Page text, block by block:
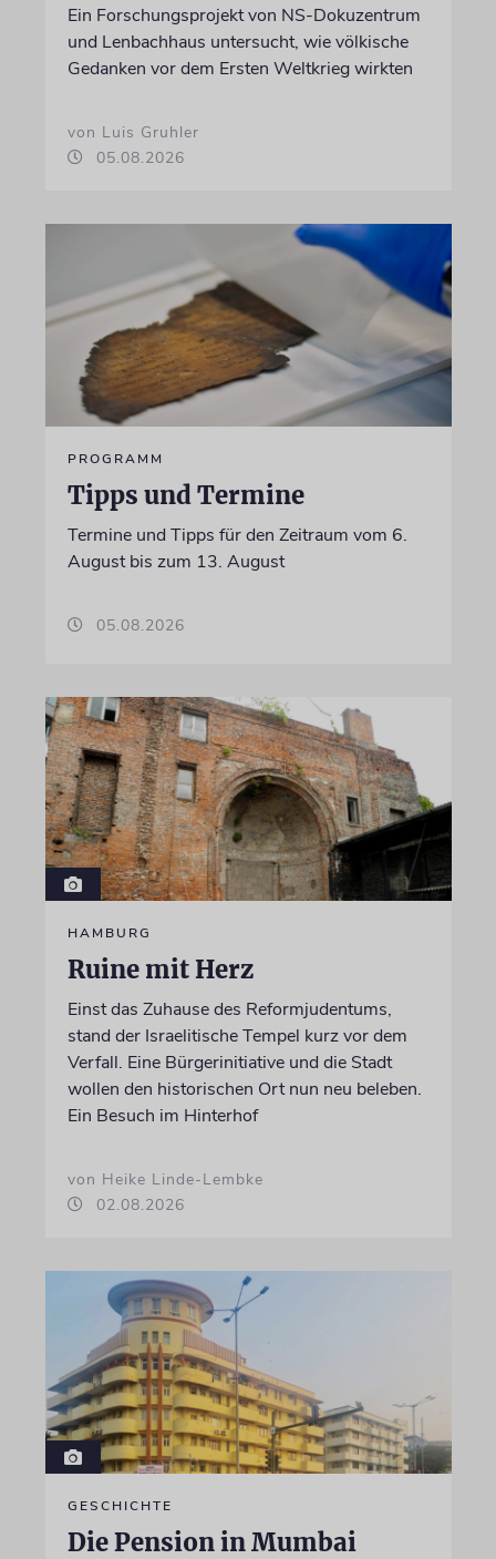
Ein Forschungsprojekt von NS-Dokuzentrum
und Lenbachhaus untersucht, wie völkische
Gedanken vor dem Ersten Weltkrieg wirkten
von Luis Gruhler
05.08.2026
PROGRAMM
Tipps und Termine
Termine und Tipps für den Zeitraum vom 6.
August bis zum 13. August
05.08.2026
HAMBURG
Ruine mit Herz
Einst das Zuhause des Reformjudentums,
stand der Israelitische Tempel kurz vor dem
Verfall. Eine Bürgerinitiative und die Stadt
wollen den historischen Ort nun neu beleben.
Ein Besuch im Hinterhof
von Heike Linde-Lembke
02.08.2026
GESCHICHTE
Die Pension in Mumbai